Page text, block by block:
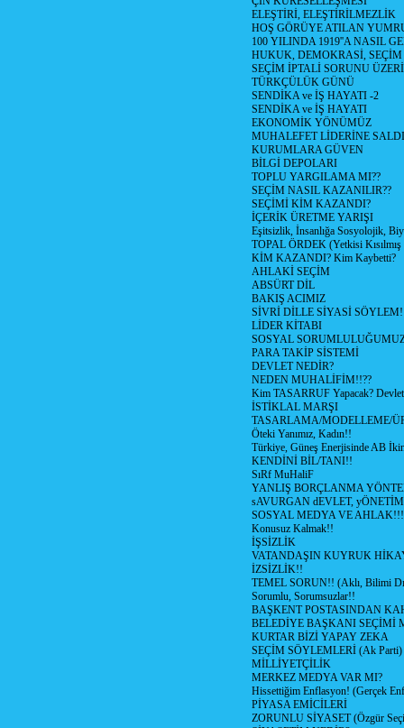
ELEŞTİRİ, ELEŞTİRİLMEZLİK
HOŞ GÖRÜYE ATILAN
100 YILINDA 1919''A NASIL
HUKUK, DEMOKRASİ, SEÇİM
SEÇİM İPTALİ SORUNU
TÜRKÇÜLÜK GÜNÜ
SENDİKA ve İŞ HAYATI -2
SENDİKA ve İŞ HAYATI
EKONOMİK YÖNÜMÜZ
MUHALEFET LİDERİNE
KURUMLARA GÜVEN
BİLGİ DEPOLARI
TOPLU YARGILAMA MI??
SEÇİM NASIL KAZANILIR??
SEÇİMİ KİM KAZANDI?
İÇERİK ÜRETME YARIŞI
Eşitsizlik, İnsanlığa Sosyolojik,
TOPAL ÖRDEK (Yetkisi
KİM KAZANDI? Kim Kaybetti?
AHLAKİ SEÇİM
ABSÜRT DİL
BAKIŞ ACIMIZ
SİVRİ DİLLE SİYASİ
LİDER KİTABI
SOSYAL
PARA TAKİP SİSTEMİ
DEVLET NEDİR?
NEDEN MUHALİFİM!!??
Kim TASARRUF Yapacak? Devlet
İSTİKLAL MARŞI
TASARLAMA/MODELLEME/
Öteki Yanımız, Kadın!!
Türkiye, Güneş Enerjisinde AB
KENDİNİ BİL/TANI!!
SıRf MuHaliF
YANLIŞ BORÇLANMA
sAVURGAN dEVLET,
SOSYAL MEDYA VE AHLAK!!!
Konusuz Kalmak!!
İŞSİZLİK
VATANDAŞIN KUYRUK
İZSİZLİK!!
TEMEL SORUN!! (Aklı, Bilimi
Sorumlu, Sorumsuzlar!!
BAŞKENT POSTASINDAN
BELEDİYE BAŞKANI SEÇİMİ
KURTAR BİZİ YAPAY ZEKA
SEÇİM SÖYLEMLERİ (Ak Parti)
MİLLİYETÇİLİK
MERKEZ MEDYA VAR MI?
Hissettiğim Enflasyon! (Gerçek
PİYASA EMİCİLERİ
ZORUNLU SİYASET (Özgür